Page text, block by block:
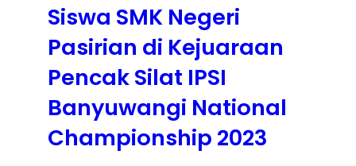
Siswa SMK Negeri
Pasirian di Kejuaraan
Pencak Silat IPSI
Banyuwangi National
Championship 2023